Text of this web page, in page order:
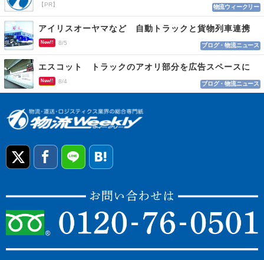
【PR】 物流ウィークリー
アイリスオーヤマなど 自動トラックと貨物列車連携
New!! 8/5 ブログ・物流ニュース
エスコット トラックのアオリ部分を広告スペースに
New!! 8/4 ブログ・物流ニュース